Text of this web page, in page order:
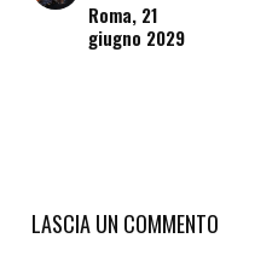
Roma, 21
giugno 2029
LASCIA UN COMMENTO